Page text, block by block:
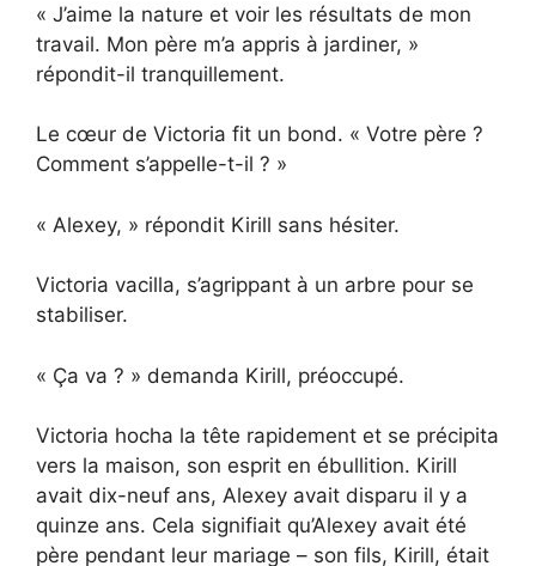
« J’aime la nature et voir les résultats de mon
travail. Mon père m’a appris à jardiner, »
répondit-il tranquillement.
Le cœur de Victoria fit un bond. « Votre père ?
Comment s’appelle-t-il ? »
« Alexey, » répondit Kirill sans hésiter.
Victoria vacilla, s’agrippant à un arbre pour se
stabiliser.
« Ça va ? » demanda Kirill, préoccupé.
Victoria hocha la tête rapidement et se précipita
vers la maison, son esprit en ébullition. Kirill
avait dix-neuf ans, Alexey avait disparu il y a
quinze ans. Cela signifiait qu’Alexey avait été
père pendant leur mariage – son fils, Kirill, était